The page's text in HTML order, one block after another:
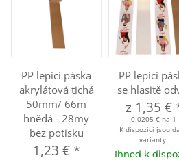
PP lepicí páska
akrylátová tichá
50mm/ 66m
hnědá - 28my
bez potisku
1,23 € *
PP lepicí
se hlasitě
z 1,35 €
0,0205 € na 1
K dispozici jsou
varianty.
Ihned k